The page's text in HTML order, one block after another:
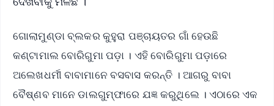
ଗୋଲାମୁଣ୍ଡା ବ୍ଲକର କୁହୁରା ପଞ୍ଚାୟତର ଗାଁ ହେଉଛି
କଣ୍ଟାମାଲ ବୋରିଗୁମା ପଡ଼ା । ଏହି ବୋରିଗୁମା ପଡ଼ାରେ
ଅଲେଖଧର୍ମୀ ବାବାମାନେ ବସବାସ କରନ୍ତି । ଆଗରୁ ବାବା
ବୈଷ୍ଣବ ମାନେ ଡାଲଗୁମ୍ଫାରେ ଯଜ୍ଞ କରୁଥିଲେ । ଏଠାରେ ଏକ